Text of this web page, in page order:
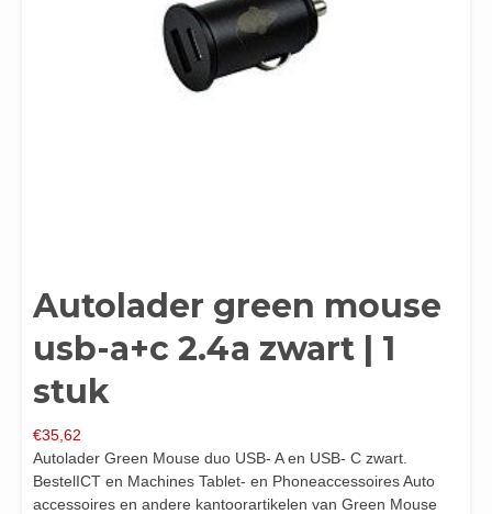
Autolader green mouse
usb-a+c 2.4a zwart | 1
stuk
€35,62
Autolader Green Mouse duo USB- A en USB- C zwart.
BestelICT en Machines Tablet- en Phoneaccessoires Auto
accessoires en andere kantoorartikelen van Green Mouse